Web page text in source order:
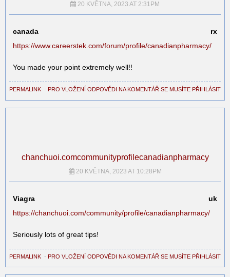
20 KVĚTNA, 2023 AT 2:31PM
canada rx
https://www.careerstek.com/forum/profile/canadianpharmacy/
You made your point extremely well!!
PERMALINK ⋅ PRO VLOŽENÍ ODPOVĚDI NA KOMENTÁŘ SE MUSÍTE PŘIHLÁSIT
chanchuoi.comcommunityprofilecanadianpharmacy
20 KVĚTNA, 2023 AT 10:28PM
Viagra uk
https://chanchuoi.com/community/profile/canadianpharmacy/
Seriously lots of great tips!
PERMALINK ⋅ PRO VLOŽENÍ ODPOVĚDI NA KOMENTÁŘ SE MUSÍTE PŘIHLÁSIT